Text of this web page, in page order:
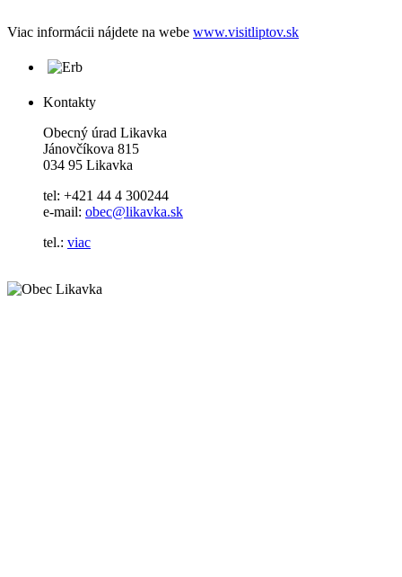
Viac informácii nájdete na webe www.visitliptov.sk
Kontakty
Obecný úrad Likavka
Jánovčíkova 815
034 95 Likavka
tel: +421 44 4 300244
e-mail: obec@likavka.sk
tel.: viac